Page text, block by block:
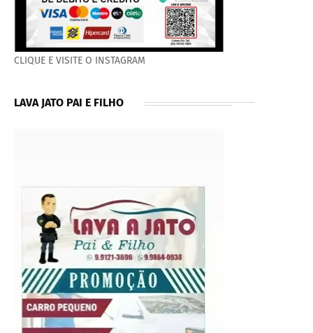
CLIQUE E VISITE O INSTAGRAM
LAVA JATO PAI E FILHO